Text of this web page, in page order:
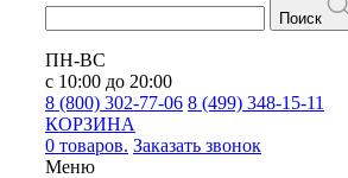
Поиск
ПН-ВС
с 10:00 до 20:00
8 (800) 302-77-06 8 (499) 348-15-11
КОРЗИНА
0 товаров. Заказать звонок
Меню